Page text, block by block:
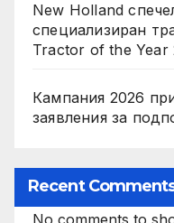
New Holland
специализиран
Tractor of the Year
Кампания 2026
заявления за
Recent
No comments to